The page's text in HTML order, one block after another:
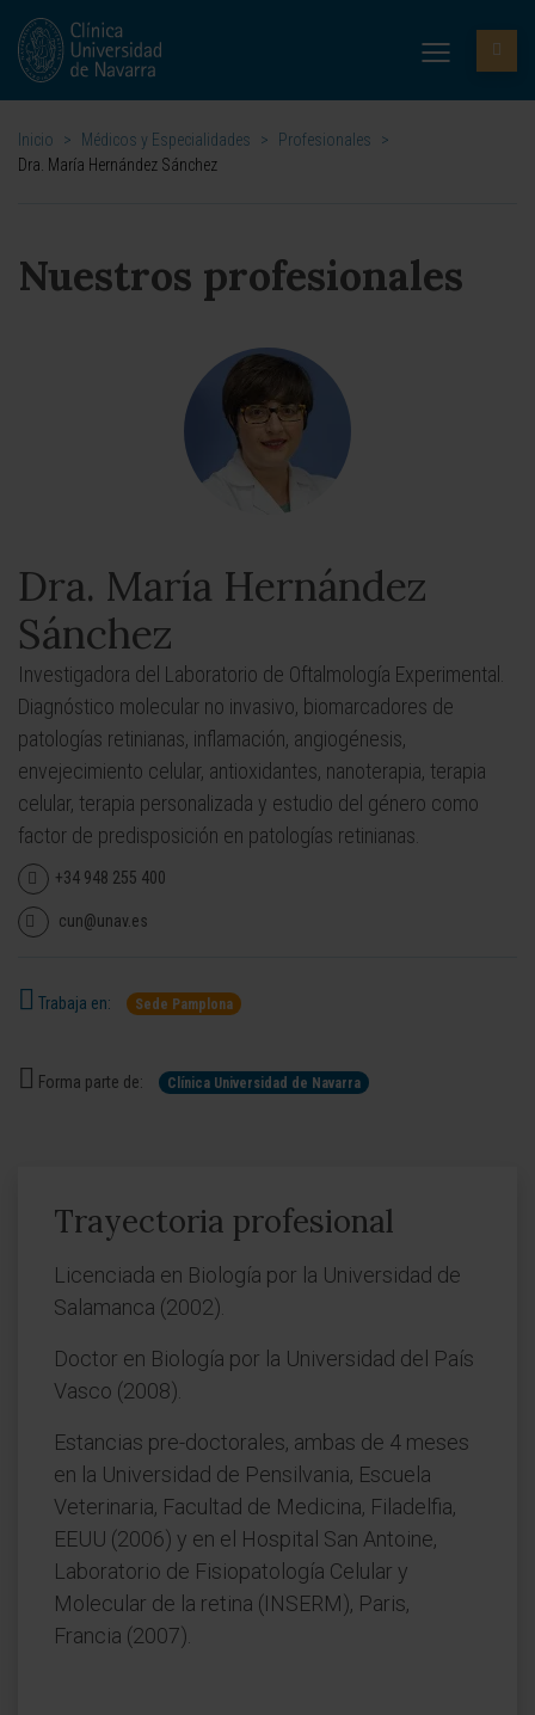
Inicio > Médicos y Especialidades > Profesionales
>
Dra. María Hernández Sánchez
Nuestros profesionales
Dra. María Hernández
Sánchez
Investigadora del Laboratorio de Oftalmología Experimental.
Diagnóstico molecular no invasivo, biomarcadores de
patologías retinianas, inflamación, angiogénesis,
envejecimiento celular, antioxidantes, nanoterapia, terapia
celular, terapia personalizada y estudio del género como
factor de predisposición en patologías retinianas.
+34 948 255 400
cun@unav.es
Trabaja en: Sede Pamplona
Forma parte de: Clínica Universidad de Navarra
Trayectoria profesional
Licenciada en Biología por la Universidad de
Salamanca (2002).
Doctor en Biología por la Universidad del País
Vasco (2008).
Estancias pre-doctorales, ambas de 4 meses
en la Universidad de Pensilvania, Escuela
Veterinaria, Facultad de Medicina, Filadelfia,
EEUU (2006) y en el Hospital San Antoine,
Laboratorio de Fisiopatología Celular y
Molecular de la retina (INSERM), Paris,
Francia (2007).